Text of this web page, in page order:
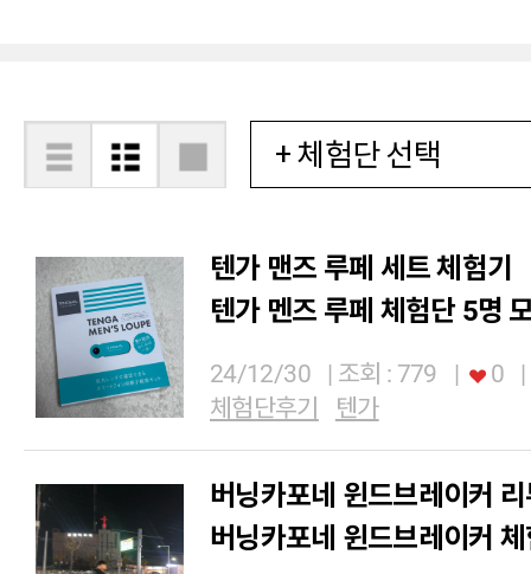
텐가 맨즈 루페 세트 체험기
텐가 멘즈 루페 체험단 5명
24/12/30 | 조회 : 779 | 0
체험단후기
텐가
버닝카포네 윈드브레이커
버닝카포네 윈드브레이커